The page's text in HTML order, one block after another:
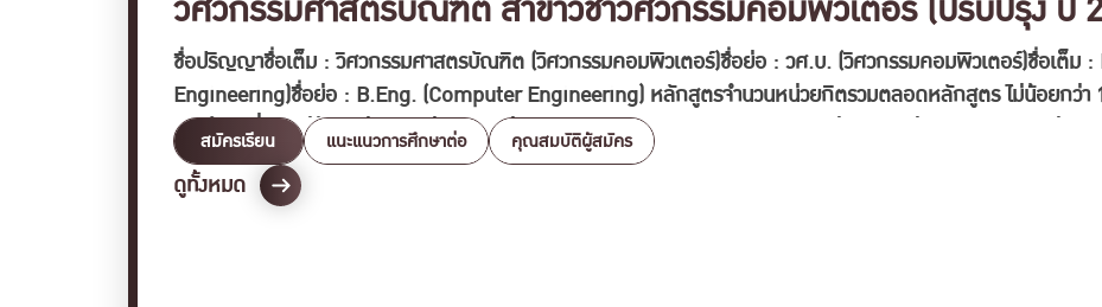
ชื่อปริญญาชื่อเต็ม : วิศวกรรมศาสตรบัณฑิต (วิศวกรรมคอมพิวเตอร์)ชื่อย่อ : วศ.บ. (วิศวกรรมคอมพิวเตอร์)ชื่อเต็ม
Engineering)ชื่อย่อ : B.Eng. (Computer Engineering) หลักสูตรจำนวนหน่วยกิตรวมตลอดหลักสูตร ไม่น้อยกว่า
วิชาศึกษาทั่วไป ไม่น้อยกว่า 30 หน่วยกิต กลุ่มวิชาวิทยาศาสตร์และคณิตศาสตร์ 10 หน่วยกิต กลุ่มวิชาภาษา 12 หน่วย
วิชามนุษยศาสตร์ 3 หน่วยกิต กลุ่มวิชาพลศึกษา 2 หน่วยกิตหมวดวิชาเฉพาะ ไม่น้อยกว่า 105 หน่วยกิต วิชาแกน 21 หน่
เฉพาะเลือก 18 หน่วยกิตหมวดวิชาเลือกเสรี ไม่น้อยกว่า 6 หน่วยกิตการฝึกงาน …
READ MORE “วิศวกรรมศาสตรบัณฑิต สาขาวิชาวิศวกรรมคอมพิวเตอร์ (ปรับปรุง ปี 2555)”
สมัครเรียน แนะแนวการศึกษาต่อ คุณสมบัติผู้สมัคร
ดูทั้งหมด